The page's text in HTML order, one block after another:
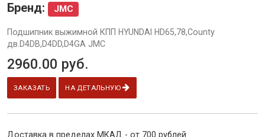
Бренд: JMC
Подшипник выжимной КПП HYUNDAI HD65,78,County
дв.D4DB,D4DD,D4GA JMC
2960.00 руб.
ЗАКАЗАТЬ НА ДЕТАЛЬНУЮ
Доставка в пределах МКАД - от 700 рублей.